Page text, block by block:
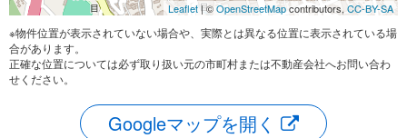
Leaflet| ©OpenStreetMapcontributors, CC-BY-SA
※物件位置が表示されていない場合や、実際とは異なる位置に表示されている場
合があります。
正確な位置については必ず取り扱い元の市町村または不動産会社へお問い合わ
せください。
Googleマップを開く